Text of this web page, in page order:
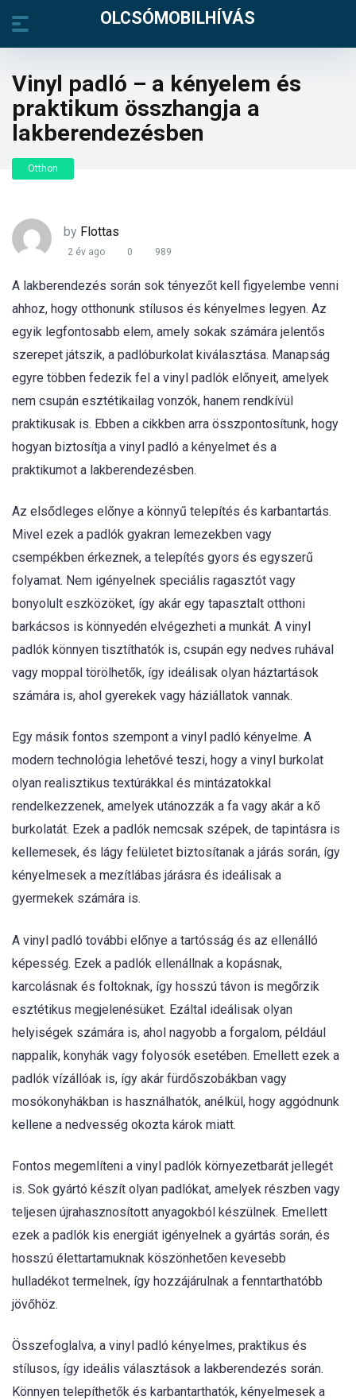
OLCSÓMOBILHÍVÁS
Vinyl padló – a kényelem és
praktikum összhangja a
lakberendezésben
Otthon
by Flottas
2 év ago 0 989
A lakberendezés során sok tényezőt kell figyelembe venni
ahhoz, hogy otthonunk stílusos és kényelmes legyen. Az
egyik legfontosabb elem, amely sokak számára jelentős
szerepet játszik, a padlóburkolat kiválasztása. Manapság
egyre többen fedezik fel a vinyl padlók előnyeit, amelyek
nem csupán esztétikailag vonzók, hanem rendkívül
praktikusak is. Ebben a cikkben arra összpontosítunk, hogy
hogyan biztosítja a vinyl padló a kényelmet és a
praktikumot a lakberendezésben.
Az elsődleges előnye a könnyű telepítés és karbantartás.
Mivel ezek a padlók gyakran lemezekben vagy
csempékben érkeznek, a telepítés gyors és egyszerű
folyamat. Nem igényelnek speciális ragasztót vagy
bonyolult eszközöket, így akár egy tapasztalt otthoni
barkácsos is könnyedén elvégezheti a munkát. A vinyl
padlók könnyen tisztíthatók is, csupán egy nedves ruhával
vagy moppal törölhetők, így ideálisak olyan háztartások
számára is, ahol gyerekek vagy háziállatok vannak.
Egy másik fontos szempont a vinyl padló kényelme. A
modern technológia lehetővé teszi, hogy a vinyl burkolat
olyan realisztikus textúrákkal és mintázatokkal
rendelkezzenek, amelyek utánozzák a fa vagy akár a kő
burkolatát. Ezek a padlók nemcsak szépek, de tapintásra is
kellemesek, és lágy felületet biztosítanak a járás során, így
kényelmesek a mezítlábas járásra és ideálisak a
gyermekek számára is.
A vinyl padló további előnye a tartósság és az ellenálló
képesség. Ezek a padlók ellenállnak a kopásnak,
karcolásnak és foltoknak, így hosszú távon is megőrzik
esztétikus megjelenésüket. Ezáltal ideálisak olyan
helyiségek számára is, ahol nagyobb a forgalom, például
nappalik, konyhák vagy folyosók esetében. Emellett ezek a
padlók vízállóak is, így akár fürdőszobákban vagy
mosókonyhákban is használhatók, anélkül, hogy aggódnunk
kellene a nedvesség okozta károk miatt.
Fontos megemlíteni a vinyl padlók környezetbarát jellegét
is. Sok gyártó készít olyan padlókat, amelyek részben vagy
teljesen újrahasznosított anyagokból készülnek. Emellett
ezek a padlók kis energiát igényelnek a gyártás során, és
hosszú élettartamuknak köszönhetően kevesebb
hulladékot termelnek, így hozzájárulnak a fenntarthatóbb
jövőhöz.
Összefoglalva, a vinyl padló kényelmes, praktikus és
stílusos, így ideális választások a lakberendezés során.
Könnyen telepíthetők és karbantarthatók, kényelmesek a